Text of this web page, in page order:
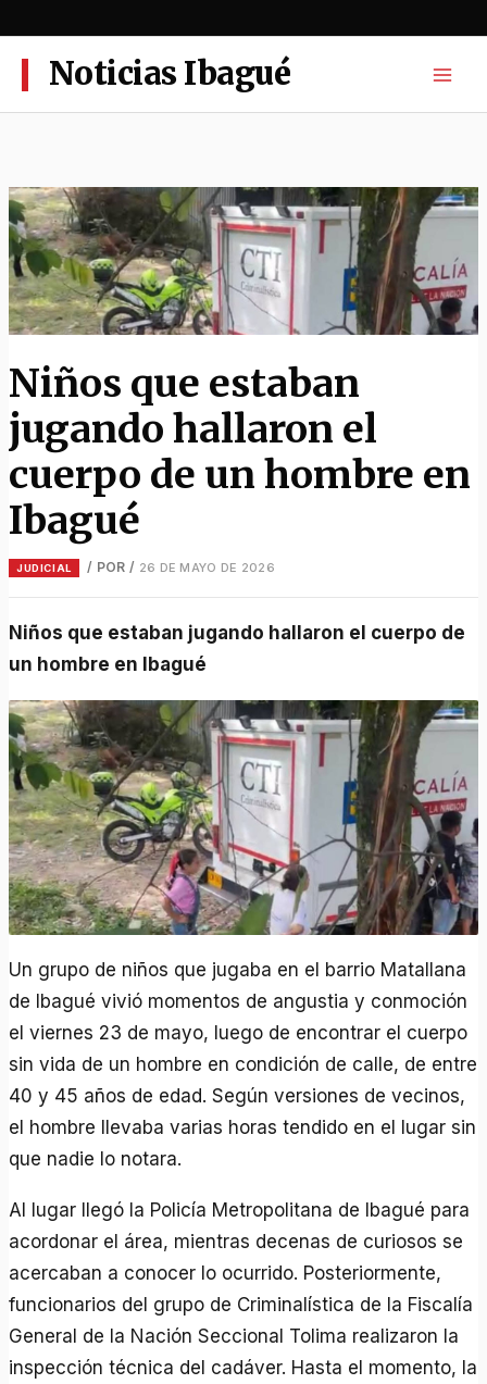
al
contenidoNoticias Ibagué
Niños que estaban
jugando hallaron el
cuerpo de un hombre en
Ibagué
JUDICIAL / POR / 26 DE MAYO DE 2026
Niños que estaban jugando hallaron el cuerpo de
un hombre en Ibagué
Un grupo de niños que jugaba en el barrio Matallana
de Ibagué vivió momentos de angustia y conmoción
el viernes 23 de mayo, luego de encontrar el cuerpo
sin vida de un hombre en condición de calle, de entre
40 y 45 años de edad. Según versiones de vecinos,
el hombre llevaba varias horas tendido en el lugar sin
que nadie lo notara.
Al lugar llegó la Policía Metropolitana de Ibagué para
acordonar el área, mientras decenas de curiosos se
acercaban a conocer lo ocurrido. Posteriormente,
funcionarios del grupo de Criminalística de la Fiscalía
General de la Nación Seccional Tolima realizaron la
inspección técnica del cadáver. Hasta el momento, la